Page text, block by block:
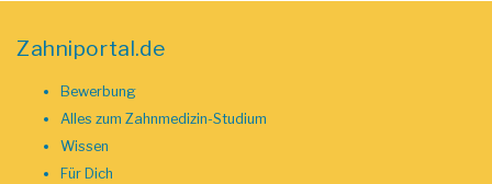
Zahniportal.de
Bewerbung
Alles zum Zahnmedizin-Studium
Wissen
Für Dich